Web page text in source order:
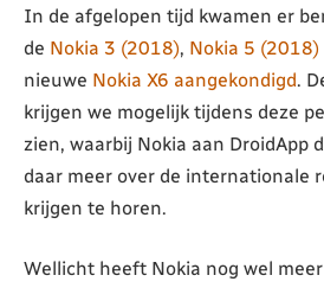
In de afgelopen tijd kwamen er
de Nokia 3 (2018), Nokia 5 (2018)
nieuwe Nokia X6 aangekondigd.
krijgen we mogelijk tijdens deze
zien, waarbij Nokia aan DroidApp
daar meer over de internationale
krijgen te horen.
Wellicht heeft Nokia nog wel